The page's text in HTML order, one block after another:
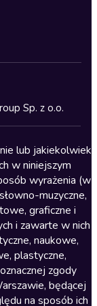
Sp. z o.o.
lub jakiekolwiek
w niniejszym
wyrażenia (w
muzyczne,
graficzne i
i zawarte w nich
naukowe,
plastyczne,
zgody
będącej
na sposób ich